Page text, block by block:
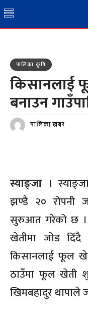
पालिका कृषि
किसानलाई
बनाउन
पालिका खबर
स्याङ्जा ।
झण्डै २० रोपनी
सुरुआत गरेको छ ।
खेतीमा जोड
किसानलाई फूल
ठाउँमा फूल खेती
खिमबहादुर थापाले